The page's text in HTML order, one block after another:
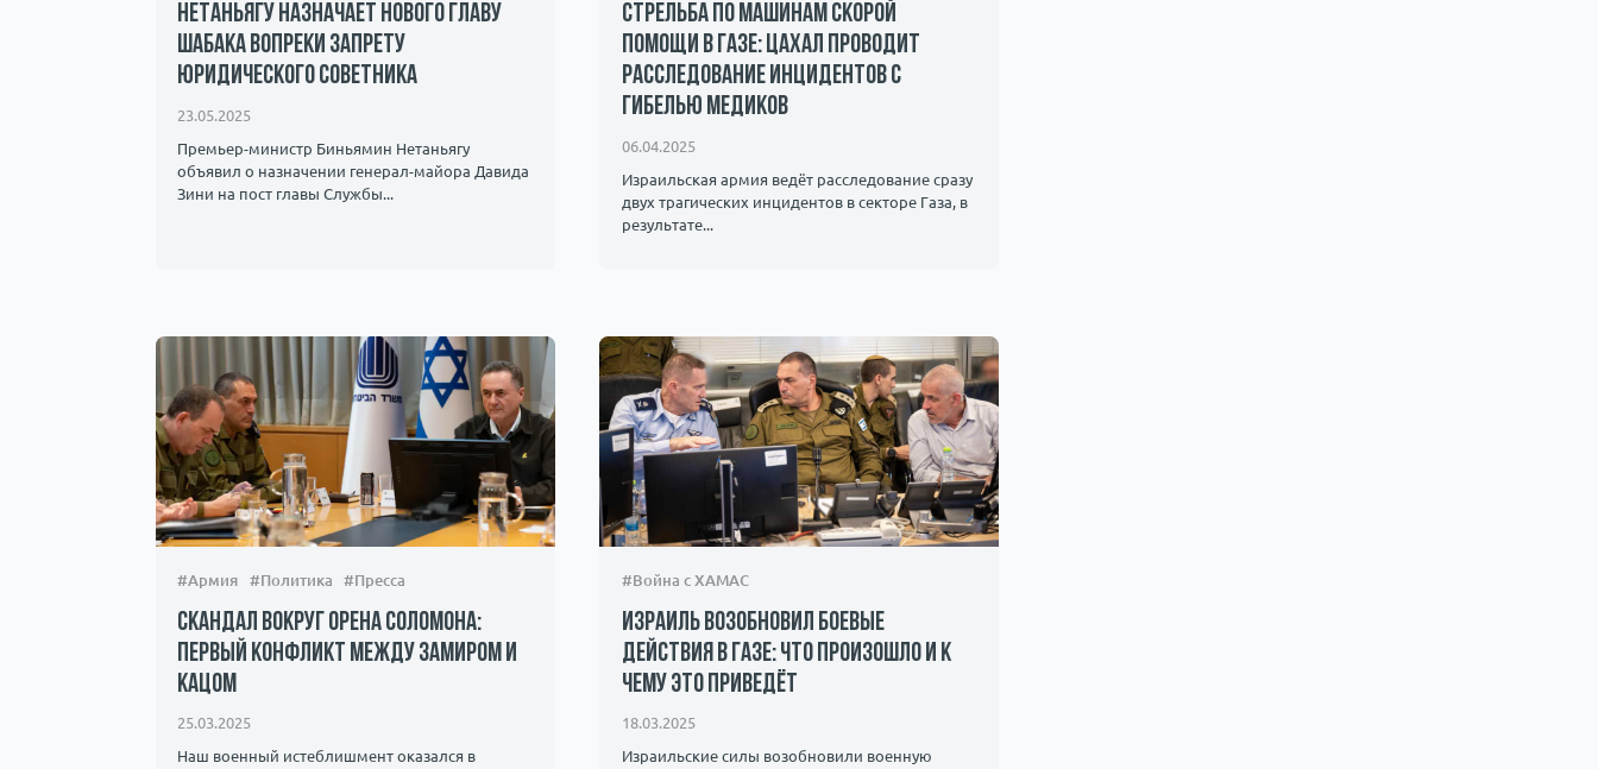
Нетаньягу назначает нового главу
ШАБАКа вопреки запрету
юридического советника
23.05.2025
Премьер-министр Биньямин Нетаньягу
объявил о назначении генерал-майора Давида
Зини на пост главы Службы...
Стрельба по машинам скорой
помощи в Газе: ЦАХАЛ проводит
расследование инцидентов с
гибелью медиков
06.04.2025
Израильская армия ведёт расследование сразу
двух трагических инцидентов в секторе Газа, в
результате...
#Армия #Политика #Пресса
Скандал вокруг Орена Соломона:
первый конфликт между Замиром и
Кацом
25.03.2025
Наш военный истеблишмент оказался в
#Война с ХАМАС
Израиль возобновил боевые
действия в Газе: что произошло и к
чему это приведёт
18.03.2025
Израильские силы возобновили военную